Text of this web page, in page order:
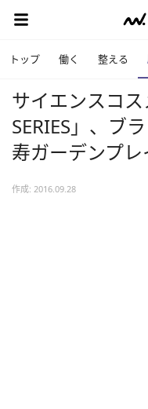
トップ 働く 整える
サイエンスコ
SERIES」、ブ
寿ガーデンプレ
作成: 2016.09.28